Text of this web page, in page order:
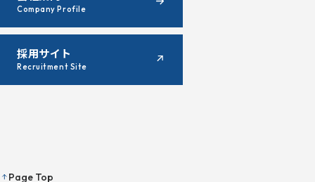
Company Profile
採用サイト
Recruitment Site
Page Top